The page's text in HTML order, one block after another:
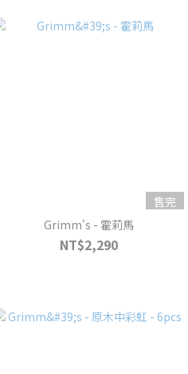
售完
Grimm's - 霍莉馬
NT$2,290